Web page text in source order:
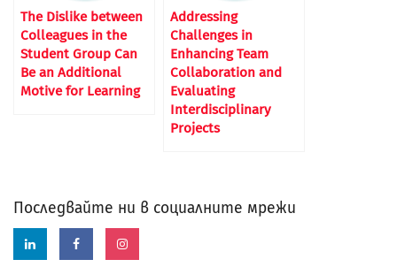
The Dislike between
Colleagues in the
Student Group Can
Be an Additional
Motive for Learning
Addressing
Challenges in
Enhancing Team
Collaboration and
Evaluating
Interdisciplinary
Projects
Последвайте ни в социалните мрежи